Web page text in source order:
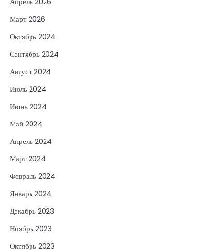
Март 2026
Октябрь 2024
Сентябрь 2024
Август 2024
Июль 2024
Июнь 2024
Май 2024
Апрель 2024
Март 2024
Февраль 2024
Январь 2024
Декабрь 2023
Ноябрь 2023
Октябрь 2023